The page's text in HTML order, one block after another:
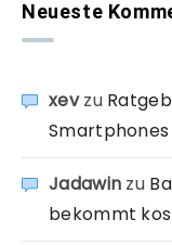
Neueste
xevzu
Jadawin zu
bekommt